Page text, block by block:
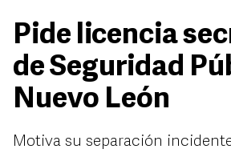
Pide licencia
de Seguridad
Nuevo León
Motiva su separación